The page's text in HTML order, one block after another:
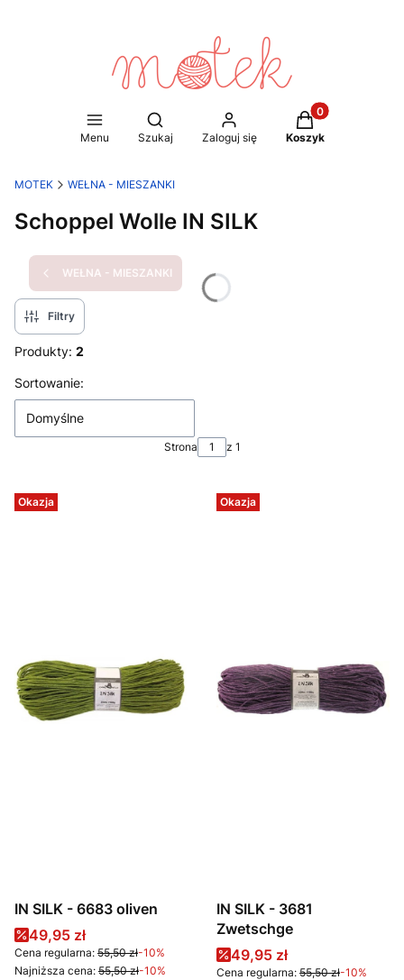
Menu
Otwórz wyszukiwarkę
Szukaj Zaloguj się
Produkty w
Koszyk
MOTEK WEŁNA - MIESZANKI
Schoppel Wolle IN SILK
WEŁNA - MIESZANKI
Filtry
Produkty: 2
Lista produktów
Sortowanie:
Domyślne
Strona z 1
Okazja
IN SILK - 6683 oliven
Cena promocyjna
49,95 zł
Cena regularna: 55,50 zł-10%
Najniższa cena: 55,50 zł-10%
Okazja
IN SILK - 3681
Zwetschge
Cena promocyjna
49,95 zł
Cena regularna: 55,50 zł-10%